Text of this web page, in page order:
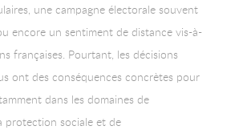
une campagne électorale souvent
encore un sentiment de distance vis-à-
françaises. Pourtant, les décisions
ont des conséquences concrètes pour
dans les domaines de
protection sociale et de